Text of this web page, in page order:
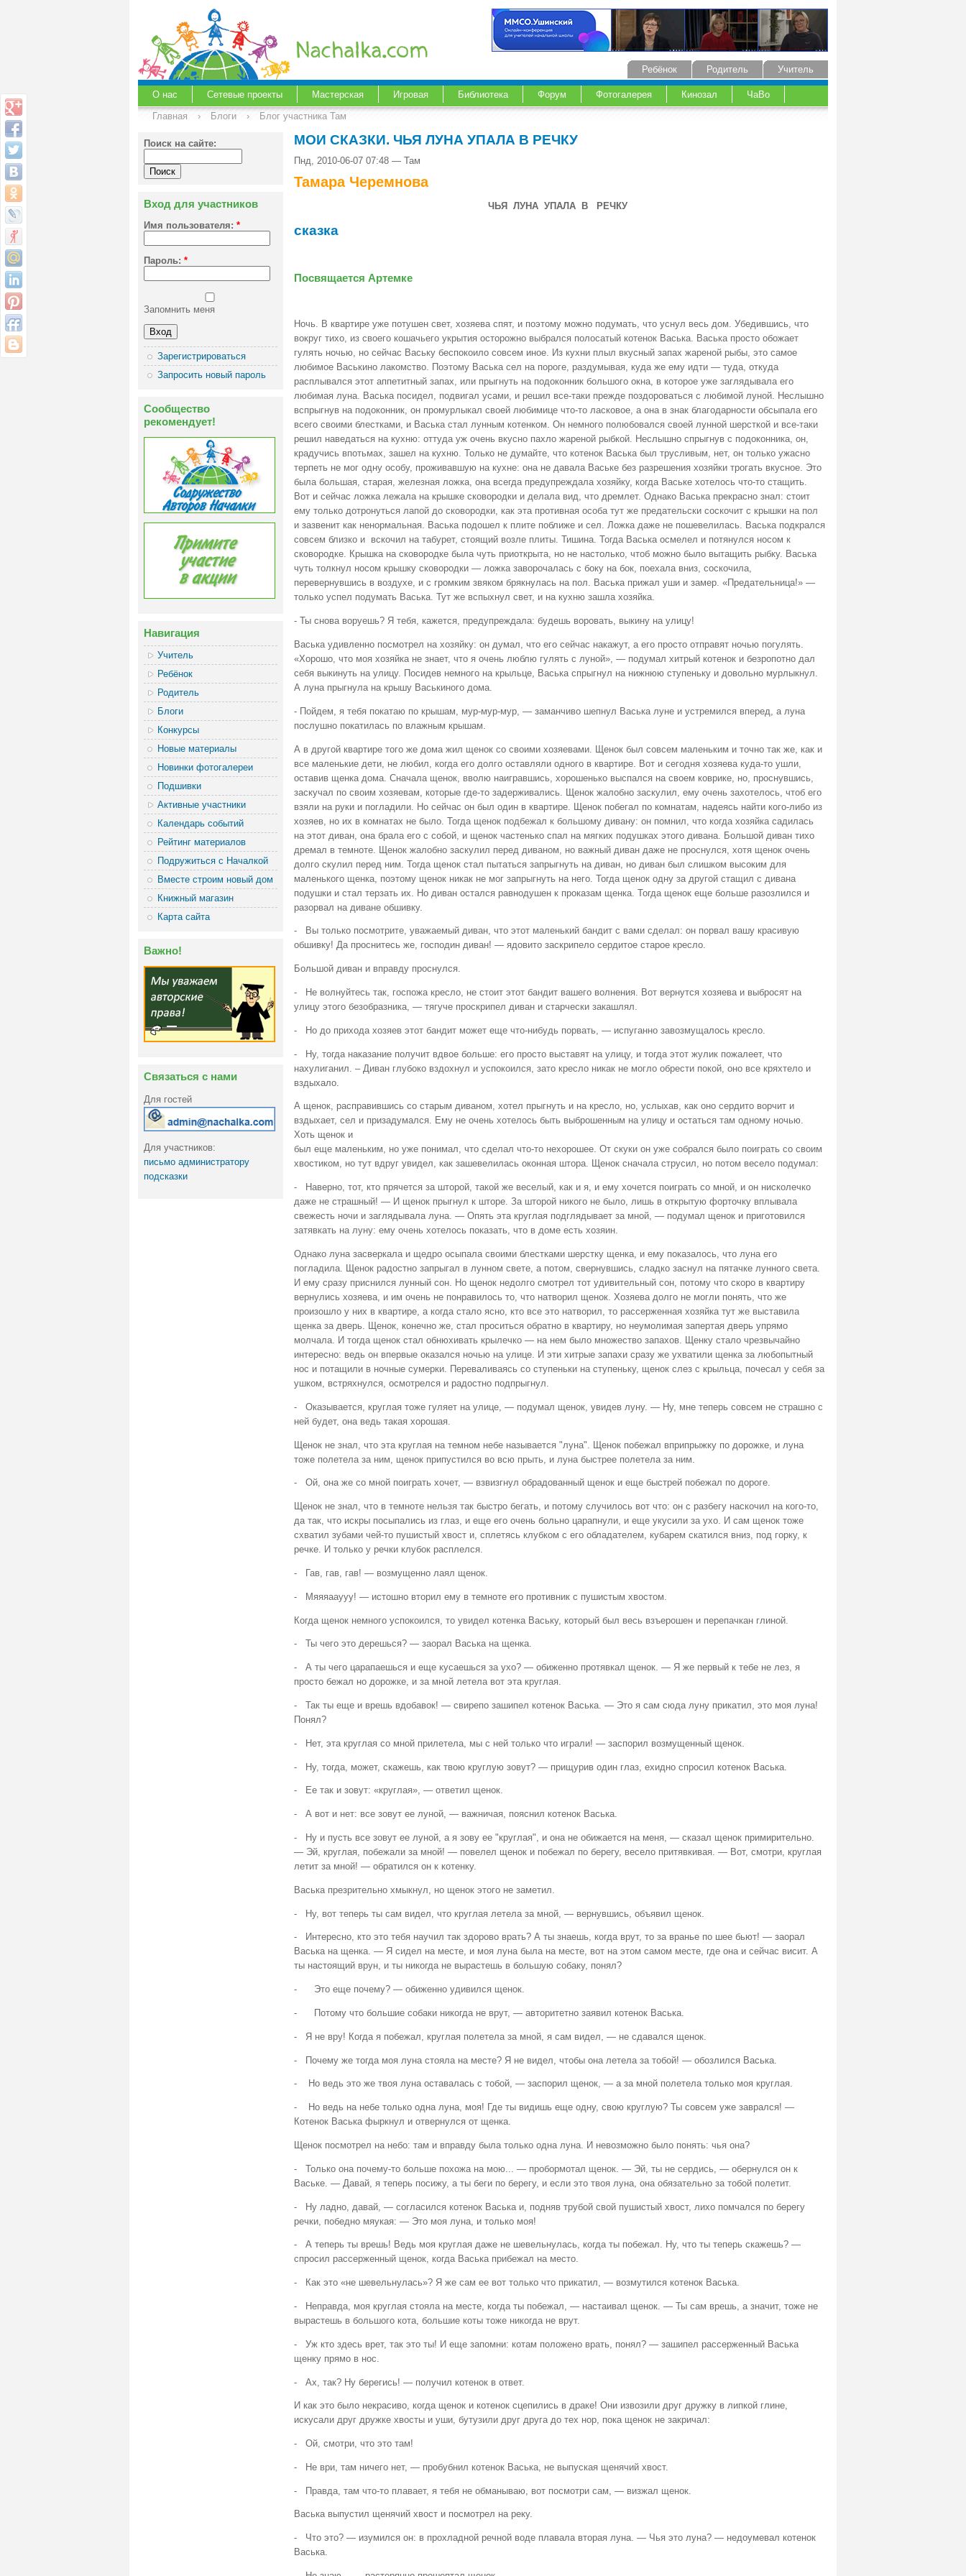
Учитель
Родитель
Ребёнок
О нас Сетевые проекты Мастерская Игровая Библиотека Форум Фотогалерея Кинозал
ЧаВо
Главная
› Блоги › Блог участника Там
Поиск на сайте:
Вход для участников
Имя пользователя: *
Пароль: *
Запомнить меня
Зарегистрироваться
Запросить новый пароль
Сообщество
рекомендует!
Навигация
Учитель
Ребёнок
Родитель
Блоги
Конкурсы
Новые материалы
Новинки фотогалереи
Подшивки
Активные участники
Календарь событий
Рейтинг материалов
Подружиться с Началкой
Вместе строим новый дом
Книжный магазин
Карта сайта
Важно!
Связаться с нами
Для гостей
Для участников:
письмо администратору
подсказки
МОИ СКАЗКИ. ЧЬЯ ЛУНА УПАЛА В РЕЧКУ
Пнд, 2010-06-07 07:48 — Там
Тамара Черемнова
ЧЬЯЛУНАУПАЛА В РЕЧКУ
сказка
Посвящается Артемке
Ночь. В квартире уже потушен свет, хозяева спят, и поэтому можно подумать, что уснул весь дом. Убедившись, что
вокруг тихо, из своего кошачьего укрытия осторожно выбрался полосатый котенок Васька. Васька просто обожает
гулять ночью, но сейчас Ваську беспокоило совсем иное. Из кухни плыл вкусный запах жареной рыбы, это самое
любимое Васькино лакомство. Поэтому Васька сел на пороге, раздумывая, куда же ему идти — туда, откуда
расплывался этот аппетитный запах, или прыгнуть на подоконник большого окна, в которое уже заглядывала его
любимая луна. Васька посидел, подвигал усами, и решил все-таки прежде поздороваться с любимой луной. Неслышно
вспрыгнув на подоконник, он промурлыкал своей любимице что-то ласковое, а она в знак благодарности обсыпала его
всего своими блестками, и Васька стал лунным котенком. Он немного полюбовался своей лунной шерсткой и все-таки
решил наведаться на кухню: оттуда уж очень вкусно пахло жареной рыбкой. Неслышно спрыгнув с подоконника, он,
крадучись впотьмах, зашел на кухню. Только не думайте, что котенок Васька был трусливым, нет, он только ужасно
терпеть не мог одну особу, проживавшую на кухне: она не давала Ваське без разрешения хозяйки трогать вкусное. Это
была большая, старая, железная ложка, она всегда предупреждала хозяйку, когда Ваське хотелось что-то стащить.
Вот и сейчас ложка лежала на крышке сковородки и делала вид, что дремлет. Однако Васька прекрасно знал: стоит
ему только дотронуться лапой до сковородки, как эта противная особа тут же предательски соскочит с крышки на пол
и зазвенит как ненормальная. Васька подошел к плите поближе и сел. Ложка даже не пошевелилась. Васька подкрался
совсем близко и вскочил на табурет, стоящий возле плиты. Тишина. Тогда Васька осмелел и потянулся носом к
сковородке. Крышка на сковородке была чуть приоткрыта, но не настолько, чтоб можно было вытащить рыбку. Васька
чуть толкнул носом крышку сковородки — ложка заворочалась с боку на бок, поехала вниз, соскочила,
перевернувшись в воздухе, и с громким звяком брякнулась на пол. Васька прижал уши и замер. «Предательница!» —
только успел подумать Васька. Тут же вспыхнул свет, и на кухню зашла хозяйка.
- Ты снова воруешь? Я тебя, кажется, предупреждала: будешь воровать, выкину на улицу!
Васька удивленно посмотрел на хозяйку: он думал, что его сейчас накажут, а его просто отправят ночью погулять.
«Хорошо, что моя хозяйка не знает, что я очень люблю гулять с луной», — подумал хитрый котенок и безропотно дал
себя выкинуть на улицу. Посидев немного на крыльце, Васька спрыгнул на нижнюю ступеньку и довольно мурлыкнул.
А луна прыгнула на крышу Васькиного дома.
- Пойдем, я тебя покатаю по крышам, мур-мур-мур, — заманчиво шепнул Васька луне и устремился вперед, а луна
послушно покатилась по влажным крышам.
А в другой квартире того же дома жил щенок со своими хозяевами. Щенок был совсем маленьким и точно так же, как и
все маленькие дети, не любил, когда его долго оставляли одного в квартире. Вот и сегодня хозяева куда-то ушли,
оставив щенка дома. Сначала щенок, вволю наигравшись, хорошенько выспался на своем коврике, но, проснувшись,
заскучал по своим хозяевам, которые где-то задерживались. Щенок жалобно заскулил, ему очень захотелось, чтоб его
взяли на руки и погладили. Но сейчас он был один в квартире. Щенок побегал по комнатам, надеясь найти кого-либо из
хозяев, но их в комнатах не было. Тогда щенок подбежал к большому дивану: он помнил, что когда хозяйка садилась
на этот диван, она брала его с собой, и щенок частенько спал на мягких подушках этого дивана. Большой диван тихо
дремал в темноте. Щенок жалобно заскулил перед диваном, но важный диван даже не проснулся, хотя щенок очень
долго скулил перед ним. Тогда щенок стал пытаться запрыгнуть на диван, но диван был слишком высоким для
маленького щенка, поэтому щенок никак не мог запрыгнуть на него. Тогда щенок одну за другой стащил с дивана
подушки и стал терзать их. Но диван остался равнодушен к проказам щенка. Тогда щенок еще больше разозлился и
разорвал на диване обшивку.
- Вы только посмотрите, уважаемый диван, что этот маленький бандит с вами сделал: он порвал вашу красивую
обшивку! Да проснитесь же, господин диван! — ядовито заскрипело сердитое старое кресло.
Большой диван и вправду проснулся.
- Не волнуйтесь так, госпожа кресло, не стоит этот бандит вашего волнения. Вот вернутся хозяева и выбросят на
улицу этого безобразника, — тягуче проскрипел диван и старчески закашлял.
- Но до прихода хозяев этот бандит может еще что-нибудь порвать, — испуганно завозмущалось кресло.
- Ну, тогда наказание получит вдвое больше: его просто выставят на улицу, и тогда этот жулик пожалеет, что
нахулиганил. – Диван глубоко вздохнул и успокоился, зато кресло никак не могло обрести покой, оно все кряхтело и
вздыхало.
А щенок, расправившись со старым диваном, хотел прыгнуть и на кресло, но, услыхав, как оно сердито ворчит и
вздыхает, сел и призадумался. Ему не очень хотелось быть выброшенным на улицу и остаться там одному ночью.
Хоть щенок и
был еще маленьким, но уже понимал, что сделал что-то нехорошее. От скуки он уже собрался было поиграть со своим
хвостиком, но тут вдруг увидел, как зашевелилась оконная штора. Щенок сначала струсил, но потом весело подумал:
- Наверно, тот, кто прячется за шторой, такой же веселый, как и я, и ему хочется поиграть со мной, и он нисколечко
даже не страшный! — И щенок прыгнул к шторе. За шторой никого не было, лишь в открытую форточку вплывала
свежесть ночи и заглядывала луна. — Опять эта круглая подглядывает за мной, — подумал щенок и приготовился
затявкать на луну: ему очень хотелось показать, что в доме есть хозяин.
Однако луна засверкала и щедро осыпала своими блестками шерстку щенка, и ему показалось, что луна его
погладила. Щенок радостно запрыгал в лунном свете, а потом, свернувшись, сладко заснул на пятачке лунного света.
И ему сразу приснился лунный сон. Но щенок недолго смотрел тот удивительный сон, потому что скоро в квартиру
вернулись хозяева, и им очень не понравилось то, что натворил щенок. Хозяева долго не могли понять, что же
произошло у них в квартире, а когда стало ясно, кто все это натворил, то рассерженная хозяйка тут же выставила
щенка за дверь. Щенок, конечно же, стал проситься обратно в квартиру, но неумолимая запертая дверь упрямо
молчала. И тогда щенок стал обнюхивать крылечко — на нем было множество запахов. Щенку стало чрезвычайно
интересно: ведь он впервые оказался ночью на улице. И эти хитрые запахи сразу же ухватили щенка за любопытный
нос и потащили в ночные сумерки. Переваливаясь со ступеньки на ступеньку, щенок слез с крыльца, почесал у себя за
ушком, встряхнулся, осмотрелся и радостно подпрыгнул.
- Оказывается, круглая тоже гуляет на улице, — подумал щенок, увидев луну. — Ну, мне теперь совсем не страшно с
ней будет, она ведь такая хорошая.
Щенок не знал, что эта круглая на темном небе называется "луна". Щенок побежал вприпрыжку по дорожке, и луна
тоже полетела за ним, щенок припустился во всю прыть, и луна быстрее полетела за ним.
- Ой, она же со мной поиграть хочет, — взвизгнул обрадованный щенок и еще быстрей побежал по дороге.
Щенок не знал, что в темноте нельзя так быстро бегать, и потому случилось вот что: он с разбегу наскочил на кого-то,
да так, что искры посыпались из глаз, и еще его очень больно царапнули, и еще укусили за ухо. И сам щенок тоже
схватил зубами чей-то пушистый хвост и, сплетясь клубком с его обладателем, кубарем скатился вниз, под горку, к
речке. И только у речки клубок расплелся.
- Гав, гав, гав! — возмущенно лаял щенок.
- Мяяяааууу! — истошно вторил ему в темноте его противник с пушистым хвостом.
Когда щенок немного успокоился, то увидел котенка Ваську, который был весь взъерошен и перепачкан глиной.
- Ты чего это дерешься? — заорал Васька на щенка.
- А ты чего царапаешься и еще кусаешься за ухо? — обиженно протявкал щенок. — Я же первый к тебе не лез, я
просто бежал но дорожке, и за мной летела вот эта круглая.
- Так ты еще и врешь вдобавок! — свирепо зашипел котенок Васька. — Это я сам сюда луну прикатил, это моя луна!
Понял?
- Нет, эта круглая со мной прилетела, мы с ней только что играли! — заспорил возмущенный щенок.
- Ну, тогда, может, скажешь, как твою круглую зовут? — прищурив один глаз, ехидно спросил котенок Васька.
- Ее так и зовут: «круглая», — ответил щенок.
- А вот и нет: все зовут ее луной, — важничая, пояснил котенок Васька.
- Ну и пусть все зовут ее луной, а я зову ее "круглая", и она не обижается на меня, — сказал щенок примирительно.
— Эй, круглая, побежали за мной! — повелел щенок и побежал по берегу, весело притявкивая. — Вот, смотри, круглая
летит за мной! — обратился он к котенку.
Васька презрительно хмыкнул, но щенок этого не заметил.
- Ну, вот теперь ты сам видел, что круглая летела за мной, — вернувшись, объявил щенок.
- Интересно, кто это тебя научил так здорово врать? А ты знаешь, когда врут, то за вранье по шее бьют! — заорал
Васька на щенка. — Я сидел на месте, и моя луна была на месте, вот на этом самом месте, где она и сейчас висит. А
ты настоящий врун, и ты никогда не вырастешь в большую собаку, понял?
- Это еще почему? — обиженно удивился щенок.
- Потому что большие собаки никогда не врут, — авторитетно заявил котенок Васька.
- Я не вру! Когда я побежал, круглая полетела за мной, я сам видел, — не сдавался щенок.
- Почему же тогда моя луна стояла на месте? Я не видел, чтобы она летела за тобой! — обозлился Васька.
- Но ведь это же твоя луна оставалась с тобой, — заспорил щенок, — а за мной полетела только моя круглая.
- Но ведь на небе только одна луна, моя! Где ты видишь еще одну, свою круглую? Ты совсем уже заврался! —
Котенок Васька фыркнул и отвернулся от щенка.
Щенок посмотрел на небо: там и вправду была только одна луна. И невозможно было понять: чья она?
- Только она почему-то больше похожа на мою... — пробормотал щенок. — Эй, ты не сердись, — обернулся он к
Ваське. — Давай, я теперь посижу, а ты беги по берегу, и если это твоя луна, она обязательно за тобой полетит.
- Ну ладно, давай, — согласился котенок Васька и, подняв трубой свой пушистый хвост, лихо помчался по берегу
речки, победно мяукая: — Это моя луна, и только моя!
- А теперь ты врешь! Ведь моя круглая даже не шевельнулась, когда ты побежал. Ну, что ты теперь скажешь? —
спросил рассерженный щенок, когда Васька прибежал на место.
- Как это «не шевельнулась»? Я же сам ее вот только что прикатил, — возмутился котенок Васька.
- Неправда, моя круглая стояла на месте, когда ты побежал, — настаивал щенок. — Ты сам врешь, а значит, тоже не
вырастешь в большого кота, большие коты тоже никогда не врут.
- Уж кто здесь врет, так это ты! И еще запомни: котам положено врать, понял? — зашипел рассерженный Васька
щенку прямо в нос.
- Ах, так? Ну берегись! — получил котенок в ответ.
И как это было некрасиво, когда щенок и котенок сцепились в драке! Они извозили друг дружку в липкой глине,
искусали друг дружке хвосты и уши, бутузили друг друга до тех нор, пока щенок не закричал:
- Ой, смотри, что это там!
- Не ври, там ничего нет, — пробубнил котенок Васька, не выпуская щенячий хвост.
- Правда, там что-то плавает, я тебя не обманываю, вот посмотри сам, — визжал щенок.
Васька выпустил щенячий хвост и посмотрел на реку.
- Что это? — изумился он: в прохладной речной воде плавала вторая луна. — Чья это луна? — недоумевал котенок
Васька.